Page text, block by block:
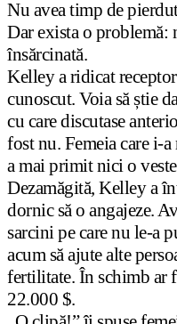
Nu avea timp de
Dar exista o problemă:
însărcinată.
Kelley a ridicat
cunoscut. Voia să știe
cu care discutase
fost nu. Femeia care i-
a mai primit nici o
Dezamăgită, Kelley a
dornic să o angajeze.
sarcini pe care nu le-a
acum să ajute alte
fertilitate. În schimb ar
22.000 $.